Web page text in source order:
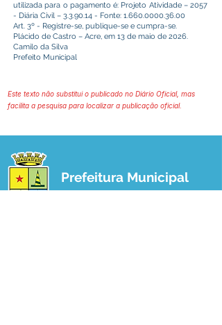
utilizada para o pagamento é: Projeto Atividade – 2057
- Diária Civil – 3.3.90.14 - Fonte: 1.660.0000.36.00
Art. 3º - Registre-se, publique-se e cumpra-se.
Plácido de Castro – Acre, em 13 de maio de 2026.
Camilo da Silva
Prefeito Municipal
Este texto não substitui o publicado no Diário Oficial, mas
facilita a pesquisa para localizar a publicação oficial.
Prefeitura Municipal
de Plácido de Castro